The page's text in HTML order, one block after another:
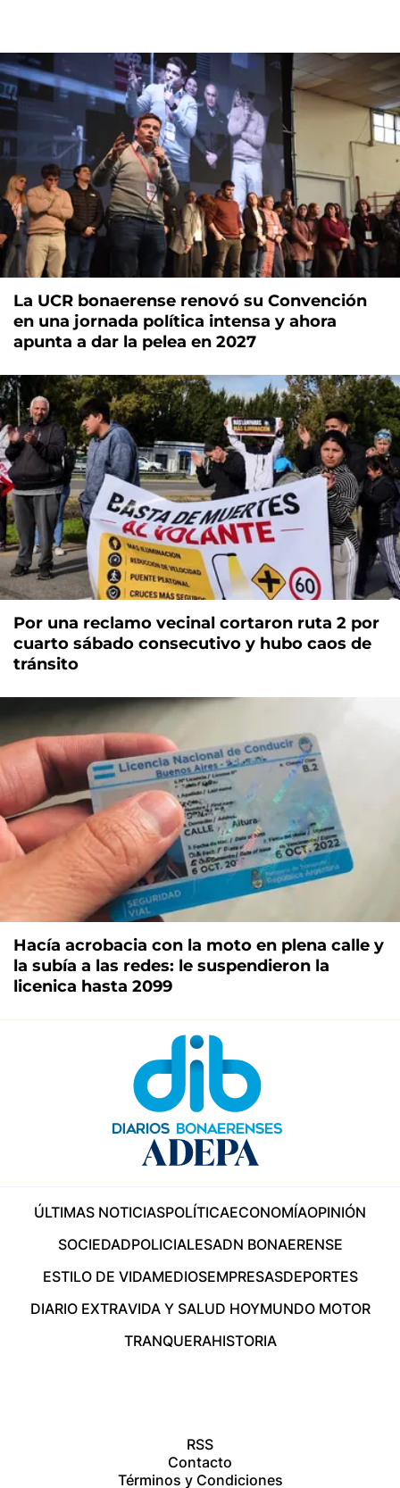
La UCR bonaerense renovó su Convención
en una jornada política intensa y ahora
apunta a dar la pelea en 2027
Por una reclamo vecinal cortaron ruta 2 por
cuarto sábado consecutivo y hubo caos de
tránsito
Hacía acrobacia con la moto en plena calle y
la subía a las redes: le suspendieron la
licenica hasta 2099
ÚLTIMAS NOTICIASPOLÍTICAECONOMÍAOPINIÓN
SOCIEDADPOLICIALESADN BONAERENSE
ESTILO DE VIDAMEDIOSEMPRESASDEPORTES
DIARIO EXTRAVIDA Y SALUD HOYMUNDO MOTOR
TRANQUERAHISTORIA
RSS
Contacto
Términos y Condiciones